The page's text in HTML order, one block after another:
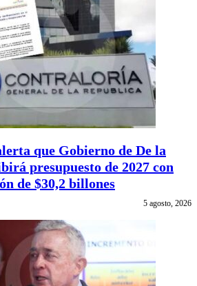
que Gobierno de De la
presupuesto de 2027 con
de $30,2 billones
5 agosto, 2026